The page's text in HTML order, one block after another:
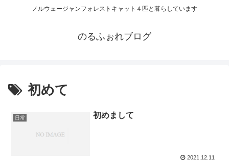
ノルウェージャンフォレストキャット４匹と暮らしています
のるふぉれブログ
初めて
日常 初めまして
2021.12.11